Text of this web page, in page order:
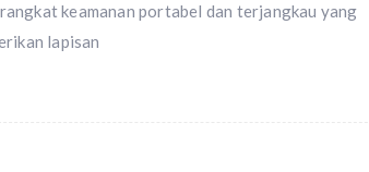
keamanan portabel dan terjangkau yang
lapisan